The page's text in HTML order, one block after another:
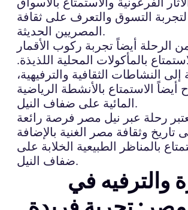
لتجربة التسوق والتعرف على ثقافة
المصريين الحديثة.
الرحلة أيضاً تجربة ركوب الأقمار
بالمأكولات المحلية اللذيذة.
إلى النشاطات الثقافية والترفيهية،
أيضاً الاستمتاع بالأنشطة الرياضية
المائية على ضفاف النيل.
رحلة عبر نيل مصر فرصة رائعة
تاريخ وثقافة مصر الغنية بالإضافة
بالمناظر الطبيعية الخلابة على
ضفاف النيل.
والترفيه في